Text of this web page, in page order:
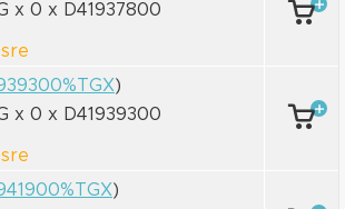
x 0 x D41937800
)
x 0 x D41939300
)